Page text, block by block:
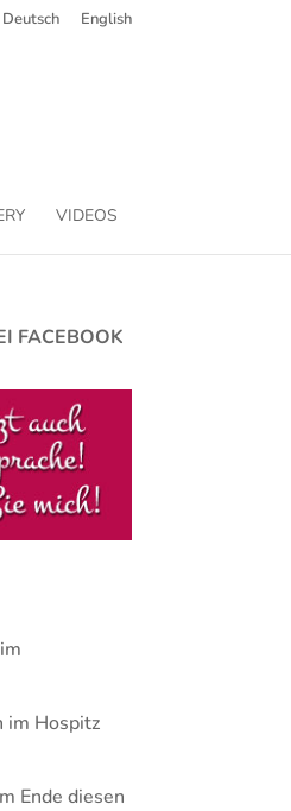
Deutsch English
VIDEOS
FACEBOOK
im Hospitz
Ende diesen